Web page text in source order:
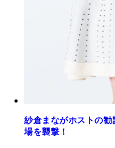
紗倉まながホストの
場を襲撃！